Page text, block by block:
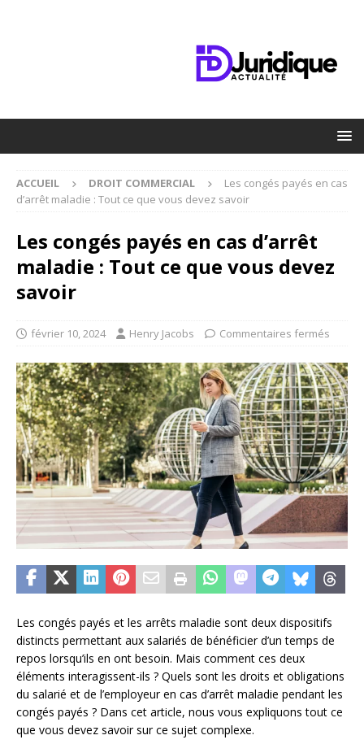
ACCUEIL DROIT COMMERCIAL
Les congés payés en cas
d’arrêt maladie : Tout ce que vous devez savoir
Les congés payés en cas d’arrêt
maladie : Tout ce que vous devez
savoir
février 10, 2024 Henry Jacobs Commentaires fermés
Les congés payés et les arrêts maladie sont deux dispositifs
distincts permettant aux salariés de bénéficier d’un temps de
repos lorsqu’ils en ont besoin. Mais comment ces deux
éléments interagissent-ils ? Quels sont les droits et obligations
du salarié et de l’employeur en cas d’arrêt maladie pendant les
congés payés ? Dans cet article, nous vous expliquons tout ce
que vous devez savoir sur ce sujet complexe.